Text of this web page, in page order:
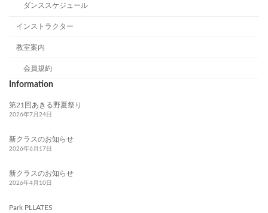
ダンススケジュール
インストラクター
教室案内
会員規約
Information
第21回あきる野夏祭り
2026年7月24日
新クラスのお知らせ
2026年6月17日
新クラスのお知らせ
2026年4月10日
Park PLLATES